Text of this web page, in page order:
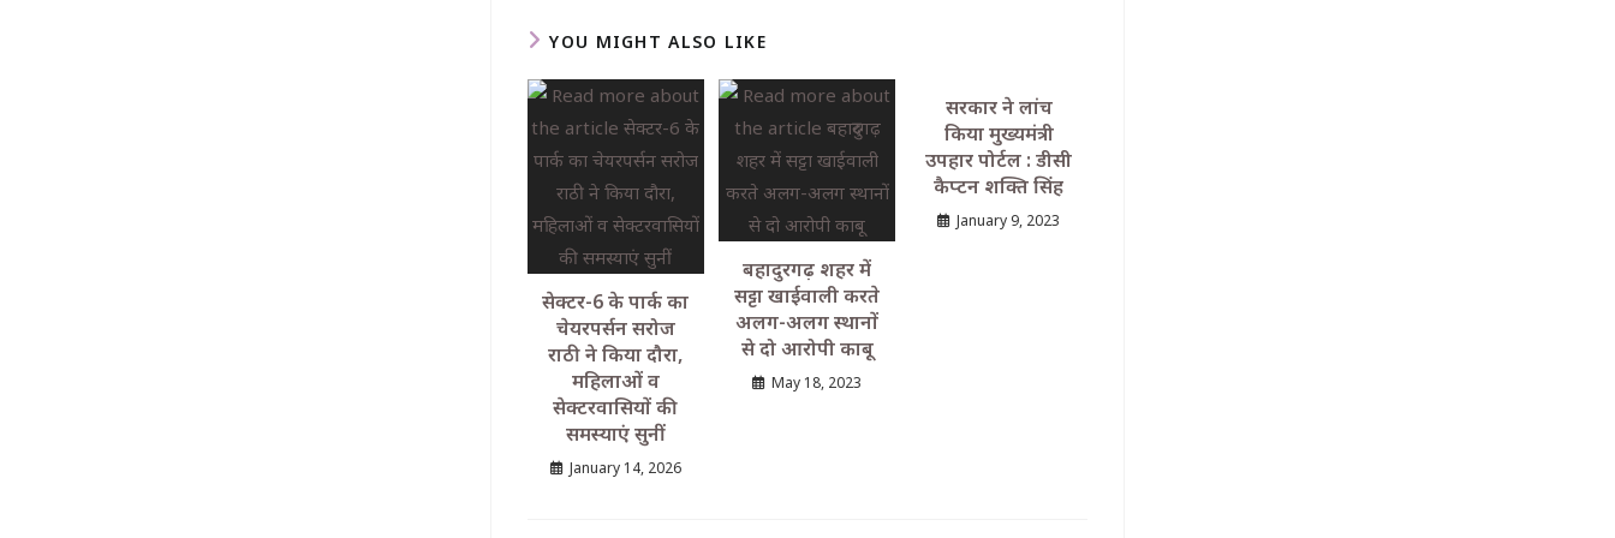
YOU MIGHT ALSO LIKE
सेक्टर-6 के पार्क का
चेयरपर्सन सरोज
राठी ने किया दौरा,
महिलाओं व
सेक्टरवासियों की
समस्याएं सुनीं
January 14, 2026
बहादुरगढ़ शहर में
सट्टा खाईवाली करते
अलग-अलग स्थानों
से दो आरोपी काबू
May 18, 2023
सरकार ने लांच
किया मुख्यमंत्री
उपहार पोर्टल : डीसी
कैप्टन शक्ति सिंह
January 9, 2023